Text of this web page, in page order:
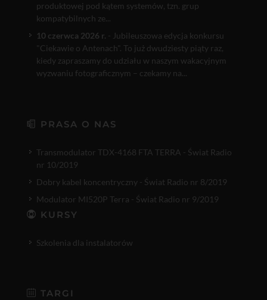
produktowej pod kątem systemów, tzn. grup
kompatybilnych ze...
10 czerwca 2026 r. - Jubileuszowa edycja konkursu
"Ciekawie o Antenach". To już dwudziesty piąty raz,
kiedy zapraszamy do udziału w naszym wakacyjnym
wyzwaniu fotograficznym – czekamy na...
PRASA O NAS
Transmodulator TDX-4168 FTA TERRA - Świat Radio
nr 10/2019
Dobry kabel koncentryczny - Świat Radio nr 8/2019
Modulator MI520P Terra - Świat Radio nr 9/2019
KURSY
Szkolenia dla instalatorów
TARGI